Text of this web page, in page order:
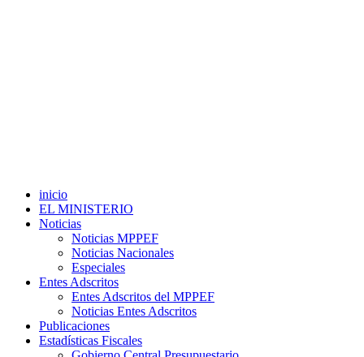
inicio
EL MINISTERIO
Noticias
Noticias MPPEF
Noticias Nacionales
Especiales
Entes Adscritos
Entes Adscritos del MPPEF
Noticias Entes Adscritos
Publicaciones
Estadísticas Fiscales